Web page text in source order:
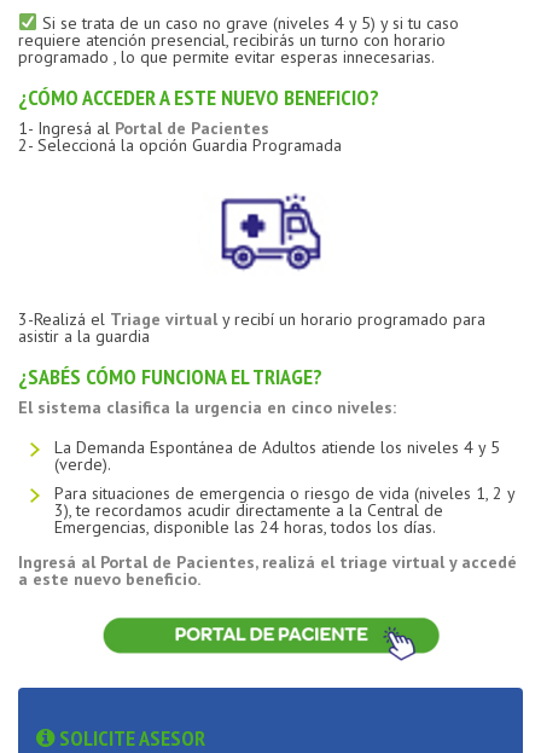
Si se trata de un caso no grave (niveles 4 y 5) y si tu caso
requiere atención presencial, recibirás un turno con horario
programado , lo que permite evitar esperas innecesarias.
¿CÓMO ACCEDER A ESTE NUEVO BENEFICIO?
1- Ingresá al Portal de Pacientes
2- Seleccioná la opción Guardia Programada
3-Realizá el Triage virtual y recibí un horario programado para
asistir a la guardia
¿SABÉS CÓMO FUNCIONA EL TRIAGE?
El sistema clasifica la urgencia en cinco niveles:
La Demanda Espontánea de Adultos atiende los niveles 4 y 5
(verde).
Para situaciones de emergencia o riesgo de vida (niveles 1, 2 y
3), te recordamos acudir directamente a la Central de
Emergencias, disponible las 24 horas, todos los días.
Ingresá al Portal de Pacientes, realizá el triage virtual y accedé
a este nuevo beneficio.
SOLICITE ASESOR